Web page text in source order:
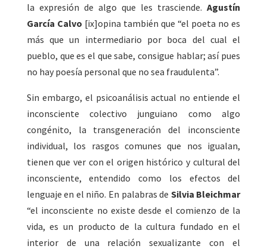
la expresión de algo que les trasciende. Agustín
García Calvo [ix]opina también que “el poeta no es
más que un intermediario por boca del cual el
pueblo, que es el que sabe, consigue hablar; así pues
no hay poesía personal que no sea fraudulenta”.
Sin embargo, el psicoanálisis actual no entiende el
inconsciente colectivo junguiano como algo
congénito, la transgeneración del inconsciente
individual, los rasgos comunes que nos igualan,
tienen que ver con el origen histórico y cultural del
inconsciente, entendido como los efectos del
lenguaje en el niño. En palabras de Silvia Bleichmar
“el inconsciente no existe desde el comienzo de la
vida, es un producto de la cultura fundado en el
interior de una relación sexualizante con el